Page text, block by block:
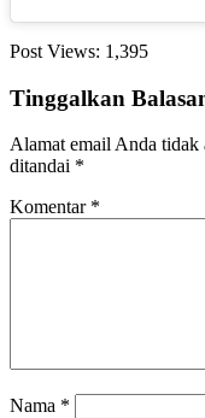
Post Views: 1,395
Tinggalkan
Alamat email Anda tidak
ditandai *
Komentar *
Nama *